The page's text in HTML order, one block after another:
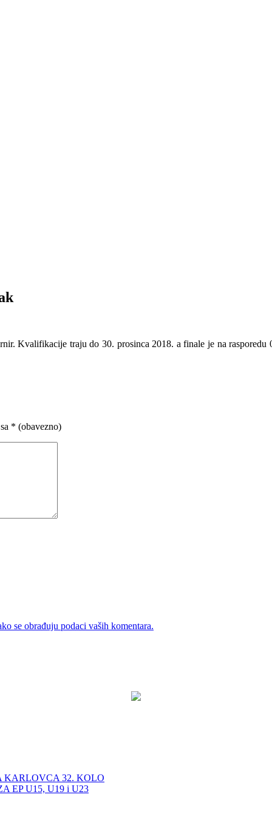
Kvalifikacije traju do 30. prosinca 2018. a finale je na
* (obavezno)
se obrađuju podaci vaših komentara.
KARLOVCA 32. KOLO
EP U15, U19 i U23